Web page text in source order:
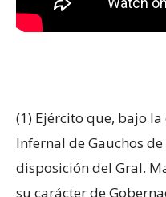
(1) Ejército que, bajo
Infernal de Gauchos
disposición del Gral.
su carácter de